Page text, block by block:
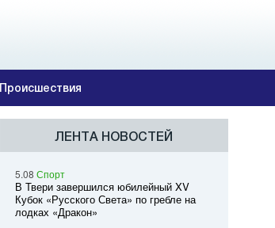
Происшествия
ЛЕНТА НОВОСТЕЙ
5.08 Спорт
В Твери завершился юбилейный XV
Кубок «Русского Света» по гребле на
лодках «Дракон»